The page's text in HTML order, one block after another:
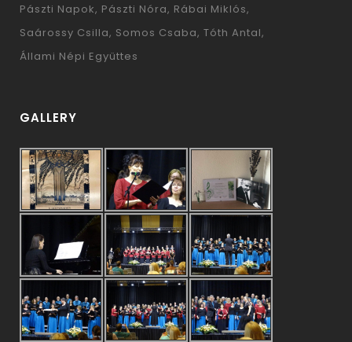
Pászti Napok Pászti Nóra Rábai Miklós
Saárossy Csilla Somos Csaba Tóth Antal
Állami Népi Együttes
GALLERY